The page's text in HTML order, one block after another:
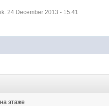
24 December 2013 - 15:41
этаже